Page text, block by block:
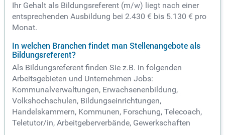
Ihr Gehalt als Bildungsreferent (m/w) liegt nach einer
entsprechenden Ausbildung bei 2.430 € bis 5.130 € pro
Monat.
In welchen Branchen findet man Stellenangebote als
Bildungsreferent?
Als Bildungsreferent finden Sie z.B. in folgenden
Arbeitsgebieten und Unternehmen Jobs:
Kommunalverwaltungen, Erwachsenenbildung,
Volkshochschulen, Bildungseinrichtungen,
Handelskammern, Kommunen, Forschung, Telecoach,
Teletutor/in, Arbeitgeberverbände, Gewerkschaften